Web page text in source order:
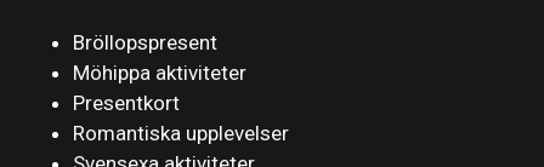
Bröllopspresent
Möhippa aktiviteter
Presentkort
Romantiska upplevelser